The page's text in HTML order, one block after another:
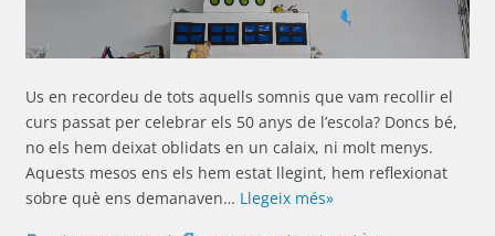
Us en recordeu de tots aquells somnis que vam recollir el
curs passat per celebrar els 50 anys de l’escola? Doncs bé,
no els hem deixat oblidats en un calaix, ni molt menys.
Aquests mesos ens els hem estat llegint, hem reflexionat
sobre què ens demanaven… Llegeix més»